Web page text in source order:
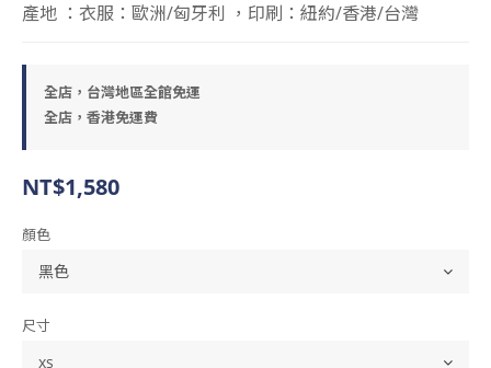
產地 ：衣服：歐洲/匈牙利 ，印刷：紐約/香港/台灣
全店，台灣地區全館免運
全店，香港免運費
NT$1,580
顏色
尺寸